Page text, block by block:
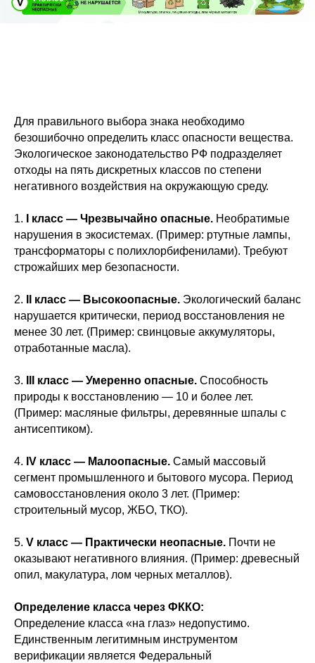
Для правильного выбора знака необходимо
безошибочно определить класс опасности вещества.
Экологическое законодательство РФ подразделяет
отходы на пять дискретных классов по степени
негативного воздействия на окружающую среду.
1. I класс — Чрезвычайно опасные. Необратимые
нарушения в экосистемах. (Пример: ртутные лампы,
трансформаторы с полихлорбифенилами). Требуют
строжайших мер безопасности.
2. II класс — Высокоопасные. Экологический баланс
нарушается критически, период восстановления не
менее 30 лет. (Пример: свинцовые аккумуляторы,
отработанные масла).
3. III класс — Умеренно опасные. Способность
природы к восстановлению — 10 и более лет.
(Пример: масляные фильтры, деревянные шпалы с
антисептиком).
4. IV класс — Малоопасные. Самый массовый
сегмент промышленного и бытового мусора. Период
самовосстановления около 3 лет. (Пример:
строительный мусор, ЖБО, ТКО).
5. V класс — Практически неопасные. Почти не
оказывают негативного влияния. (Пример: древесный
опил, макулатура, лом черных металлов).
Определение класса через ФККО:
Определение класса «на глаз» недопустимо.
Единственным легитимным инструментом
верификации является Федеральный